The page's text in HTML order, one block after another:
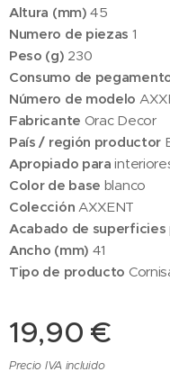
Altura (mm) 45
Numero de piezas 1
Peso (g) 230
Consumo de
Número de modelo
Fabricante Orac Decor
País / región productor
Apropiado para
Color de base blanco
Colección AXXENT
Acabado de superficies
Ancho (mm) 41
Tipo de producto
19,90 €
Precio IVA incluido